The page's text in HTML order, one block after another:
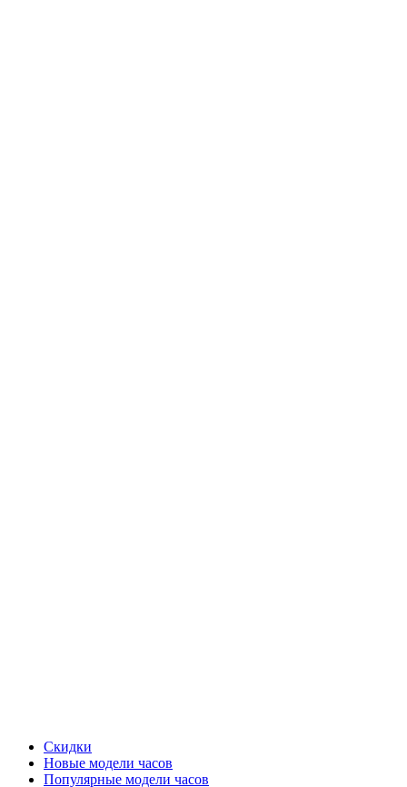
Скидки
Новые модели часов
Популярные модели часов